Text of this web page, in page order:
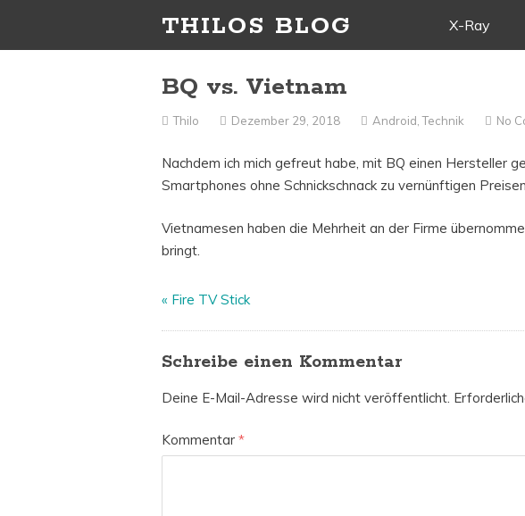
THILOS BLOG
Skip
X-Ray
BQ vs. Vietnam
Thilo Dezember 29, 2018 Android ,Technik No
Nachdem ich mich gefreut habe, mit BQ einen Hersteller
Smartphones ohne Schnickschnack zu vernünftigen
Vietnamesen haben die Mehrheit an der Firme
bringt.
« Fire TV Stick
Schreibe einen Kommentar
Deine E-Mail-Adresse wird nicht veröffentlicht.
Kommentar*